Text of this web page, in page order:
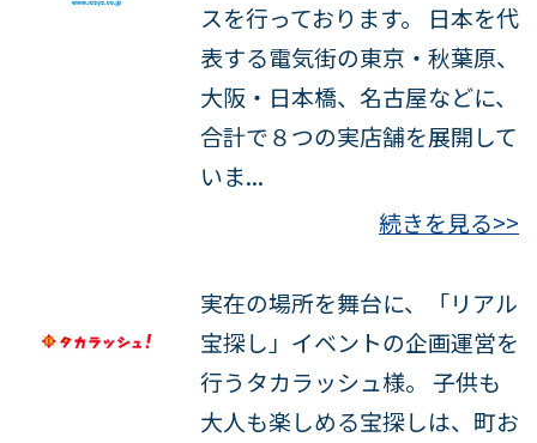
スを行っております。 日本を代
表する電気街の東京・秋葉原、
大阪・日本橋、名古屋などに、
合計で８つの実店舗を展開して
いま...
続きを見る>>
実在の場所を舞台に、「リアル
宝探し」イベントの企画運営を
行うタカラッシュ様。 子供も
大人も楽しめる宝探しは、町お